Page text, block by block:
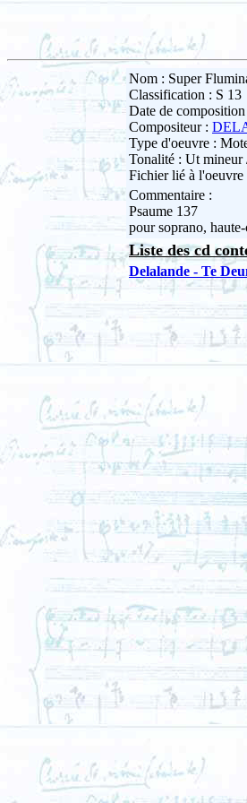
Nom : Super
Classification : S 13
Date de
Compositeur :
Type d'oeuvre :
Tonalité : Ut
Fichier lié à l'oeuvre
Commentaire :
Psaume 137
pour soprano,
Liste des cd
Delalande - Te